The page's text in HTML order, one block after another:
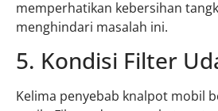
memperhatikan kebersihan
menghindari masalah ini.
5. Kondisi Filter
Kelima penyebab knalpot mobil